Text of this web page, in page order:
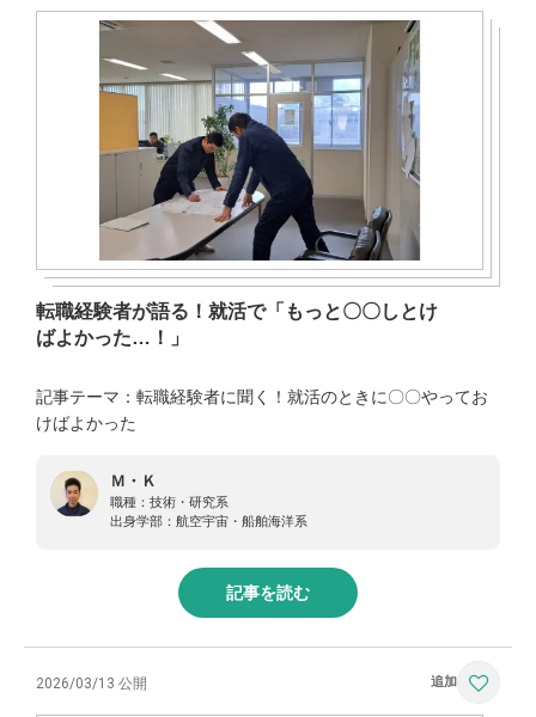
転職経験者が語る！就活で「もっと〇〇しとけ
ばよかった…！」
記事テーマ：転職経験者に聞く！就活のときに〇〇やってお
けばよかった
Ｍ・Ｋ
職種： 技術・研究系
出身学部： 航空宇宙・船舶海洋系
記事を読む
2026/03/13 公開